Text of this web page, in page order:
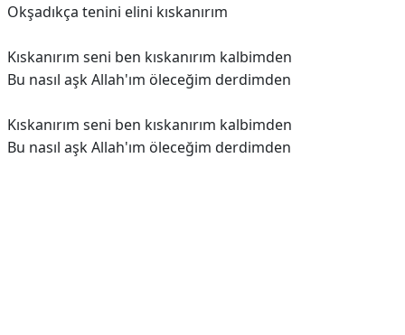
Okşadıkça tenini elini kıskanırım
Kıskanırım seni ben kıskanırım kalbimden
Bu nasıl aşk Allah'ım öleceğim derdimden
Kıskanırım seni ben kıskanırım kalbimden
Bu nasıl aşk Allah'ım öleceğim derdimden